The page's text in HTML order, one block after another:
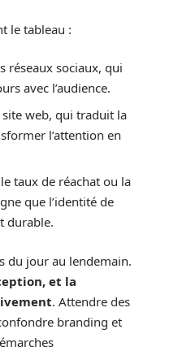
le tableau :
réseaux sociaux, qui
avec l’audience.
web, qui traduit la
l’attention en
taux de réachat ou la
que l’identité de
durable.
du jour au lendemain.
et la
. Attendre des
branding et